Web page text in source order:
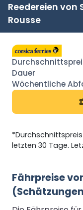
Reedereien von
Rousse
letzten 30 Tage.
Fährpreise